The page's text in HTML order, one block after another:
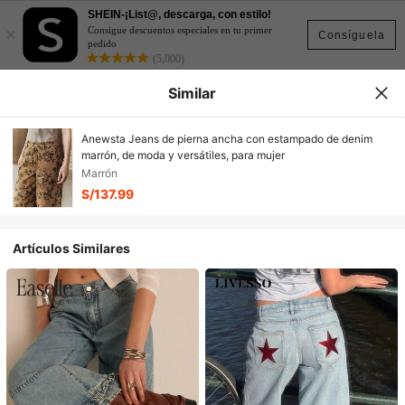
Consíguela
×
SHEIN-¡List@, descarga, con estilo!
Consigue descuentos especiales en tu primer
pedido
(5,000)
Similar
Anewsta Jeans de pierna ancha con estampado de denim
marrón, de moda y versátiles, para mujer
Marrón
S/137.99
Artículos Similares